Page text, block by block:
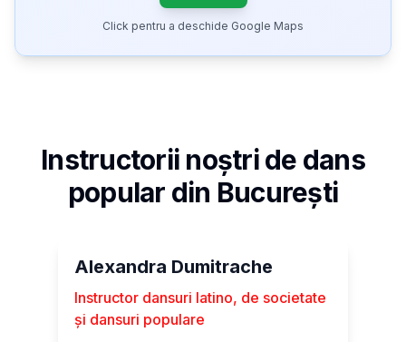
Click pentru a deschide Google Maps
Instructorii noștri de dans
popular din București
Alexandra Dumitrache
Instructor dansuri latino, de societate
și dansuri populare